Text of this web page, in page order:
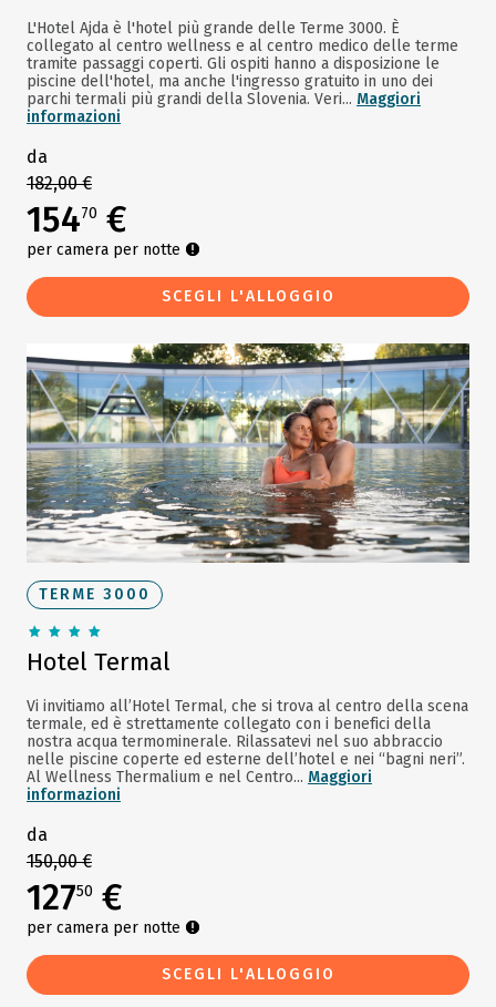
L'Hotel Ajda è l'hotel più grande delle Terme 3000. È
collegato al centro wellness e al centro medico delle terme
tramite passaggi coperti. Gli ospiti hanno a disposizione le
piscine dell'hotel, ma anche l'ingresso gratuito in uno dei
parchi termali più grandi della Slovenia. Veri... Maggiori
informazioni
da
182,00 €
15470 €
per camera per notte
SCEGLI L'ALLOGGIO
TERME 3000
Hotel Termal
Vi invitiamo all’Hotel Termal, che si trova al centro della scena
termale, ed è strettamente collegato con i benefici della
nostra acqua termominerale. Rilassatevi nel suo abbraccio
nelle piscine coperte ed esterne dell’hotel e nei “bagni neri”.
Al Wellness Thermalium e nel Centro... Maggiori
informazioni
da
150,00 €
12750 €
per camera per notte
SCEGLI L'ALLOGGIO